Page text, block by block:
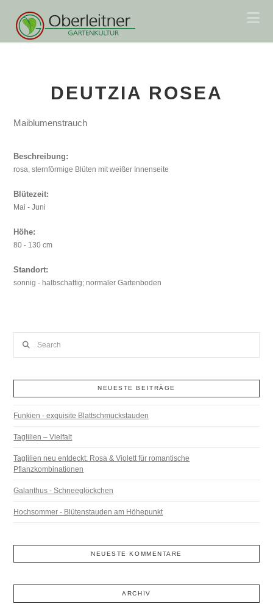
DEUTZIA ROSEA
Maiblumenstrauch
Beschreibung:
rosa, sternförmige Blüten mit weißer Innenseite
Blütezeit:
Mai - Juni
Höhe:
80 - 130 cm
Standort:
sonnig - halbschattig; normaler Gartenboden
NEUESTE BEITRÄGE
Funkien - exquisite Blattschmuckstauden
Taglilien – Vielfalt
Taglilien neu entdeckt: Rosa & Violett für romantische
Pflanzkombinationen
Galanthus - Schneeglöckchen
Hochsommer - Blütenstauden am Höhepunkt
NEUESTE KOMMENTARE
ARCHIV